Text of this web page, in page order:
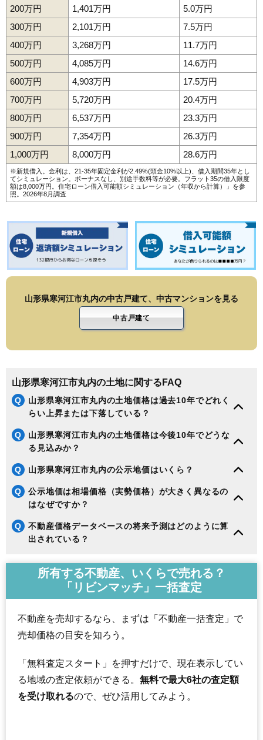
200万円
1,401万円
5.0万円
300万円
2,101万円
7.5万円
400万円
3,268万円
11.7万円
500万円
4,085万円
14.6万円
600万円
4,903万円
17.5万円
700万円
5,720万円
20.4万円
800万円
6,537万円
23.3万円
900万円
7,354万円
26.3万円
1,000万円
8,000万円 28.6万円
※新規借入。金利は、21-35年固定金利が2.49%(頭金10%以上)、借入期間35年とし
てシミュレーション。ボーナスなし、別途手数料等が必要。フラット35の借入限度
額は8,000万円。 住宅ローン借入可能額シミュレーション（年収から計算）
」を参
照。2026年8月調査
山形県寒河江市丸内の中古戸建て、中古マンションを見る
中古戸建て
山形県寒河江市丸内の土地に関するFAQ
Q
山形県寒河江市丸内の土地価格は過去10年でどれく
らい上昇または下落している？
Q
山形県寒河江市丸内の土地価格は今後10年でどうな
る見込みか？
Q 山形県寒河江市丸内の公示地価はいくら？
Q
公示地価は相場価格（実勢価格）が大きく異なるの
はなぜですか？
Q
不動産価格データベースの将来予測はどのように算
出されている？
所有する不動産、いくらで売れる？
「リビンマッチ」一括査定
不動産を売却するなら、まずは「不動産一括査定」で
売却価格の目安を知ろう。
「無料査定スタート」を押すだけで、現在表示してい
る地域の査定依頼ができる。 無料で最大6社の査定額
を受け取れるので、ぜひ活用してみよう。